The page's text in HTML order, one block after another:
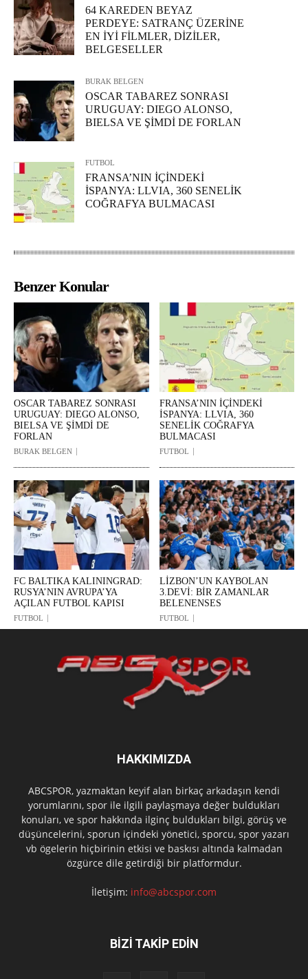
64 KAREDEN BEYAZ
PERDEYE: SATRANÇ ÜZERİNE
EN İYİ FİLMLER, DİZİLER,
BELGESELLER
BURAK BELGEN
OSCAR TABAREZ SONRASI
URUGUAY: DIEGO ALONSO,
BIELSA VE ŞİMDİ DE FORLAN
FUTBOL
FRANSA’NIN İÇİNDEKİ
İSPANYA: LLVIA, 360 SENELİK
COĞRAFYA BULMACASI
Benzer Konular
OSCAR TABAREZ SONRASI
URUGUAY: DIEGO ALONSO,
BIELSA VE ŞİMDİ DE
FORLAN
BURAK BELGEN
FRANSA’NIN İÇİNDEKİ
İSPANYA: LLVIA, 360
SENELİK COĞRAFYA
BULMACASI
FUTBOL
FC BALTIKA KALININGRAD:
RUSYA’NIN AVRUPA’YA
AÇILAN FUTBOL KAPISI
FUTBOL
LİZBON’UN KAYBOLAN
3.DEVİ: BİR ZAMANLAR
BELENENSES
FUTBOL
HAKKIMIZDA
ABCSPOR, yazmaktan keyif alan birkaç arkadaşın kendi
yorumlarını, spor ile ilgili paylaşmaya değer buldukları
konuları, ve spor hakkında ilginç buldukları bilgi, görüş ve
düşüncelerini, sporun içindeki yönetici, sporcu, spor yazarı
vb ögelerin hiçbirinin etkisi ve baskısı altında kalmadan
özgürce dile getirdiği bir platformdur.
İletişim: info@abcspor.com
BİZİ TAKİP EDİN